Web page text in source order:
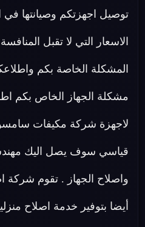
توصيل اجهزتكم وصيانتها
الاسعار التي لا تقبل
المشكلة الخاصة بكم
مشكلة الجهاز الخاص بكم
لاجهزة شركة مكيفات
قياسي سوف يصل اليك
واصلاح الجهاز . تقوم
أيضا بتوفير خدمة اصلاح